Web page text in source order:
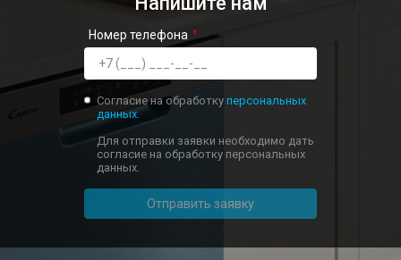
Номер телефона
Согласие на обработку персональных
данных.
Для отправки заявки необходимо дать
согласие на обработку персональных
данных.
Отправить заявку